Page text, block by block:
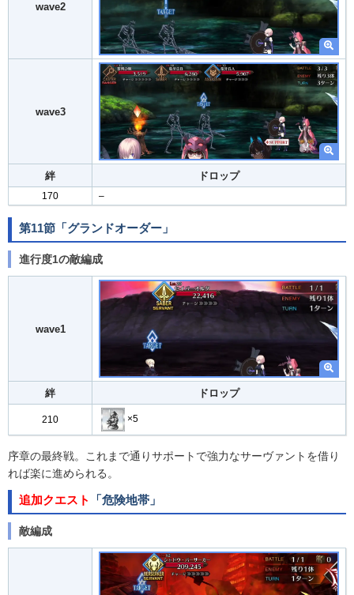
wave2
wave3
絆 ドロップ
170 –
第11節「グランドオーダー」
進行度1の敵編成
wave1
絆 ドロップ
210 ×5
序章の最終戦。これまで通りサポートで強力なサーヴァントを借り
れば楽に進められる。
追加クエスト 「危険地帯」
敵編成